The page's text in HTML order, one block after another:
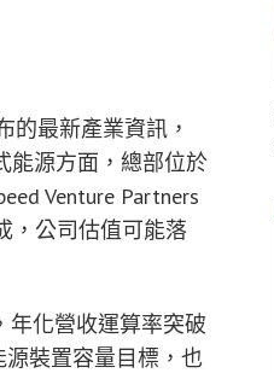
的最新產業資訊，
能源方面，總部位於
Venture Partners
，公司估值可能落
年化營收運算率突破
裝置容量目標，也